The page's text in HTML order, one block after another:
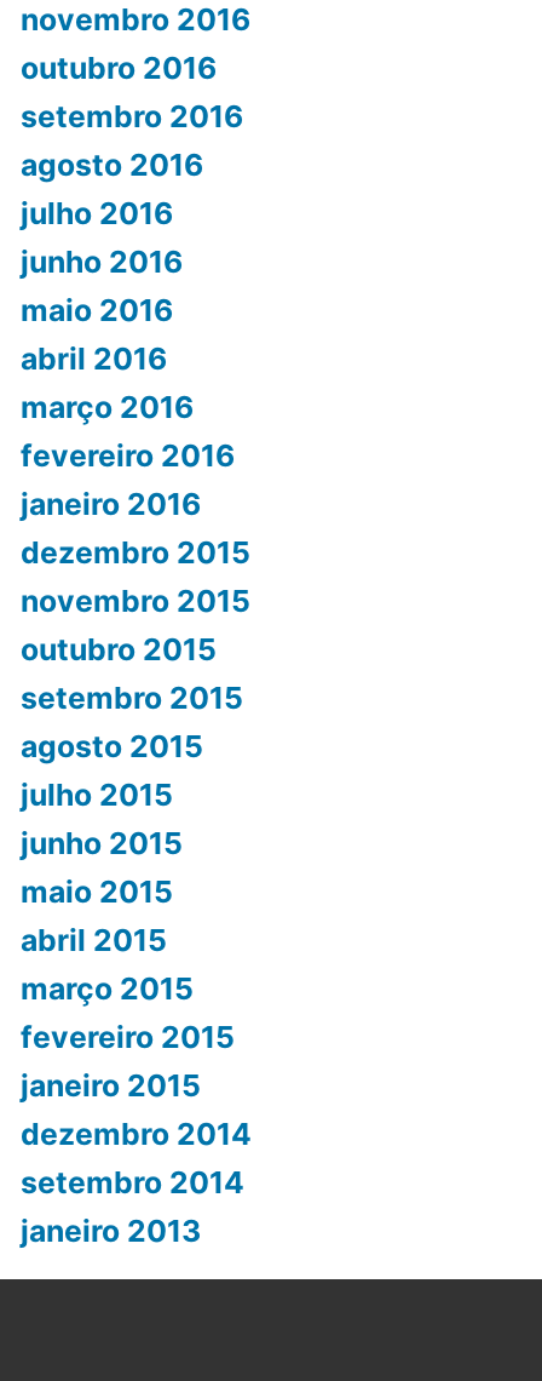
novembro 2016
outubro 2016
setembro 2016
agosto 2016
julho 2016
junho 2016
maio 2016
abril 2016
março 2016
fevereiro 2016
janeiro 2016
dezembro 2015
novembro 2015
outubro 2015
setembro 2015
agosto 2015
julho 2015
junho 2015
maio 2015
abril 2015
março 2015
fevereiro 2015
janeiro 2015
dezembro 2014
setembro 2014
janeiro 2013